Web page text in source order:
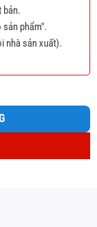
bản.
sản phẩm".
nhà sản xuất).